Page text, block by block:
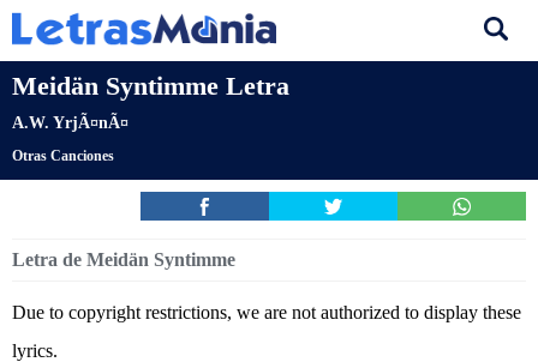
Meidän Syntimme Letra
A.W. YrjÃ¤nÃ¤
Otras Canciones
Letra de Meidän Syntimme
Due to copyright restrictions, we are not authorized to display these
lyrics.